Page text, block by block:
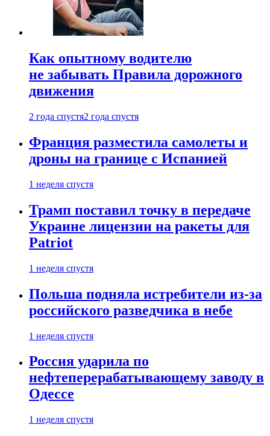
Как опытному водителю
не забывать Правила дорожного
движения
2 года спустя2 года спустя
Франция разместила самолеты и
дроны на границе с Испанией
1 неделя спустя
Трамп поставил точку в передаче
Украине лицензии на ракеты для
Patriot
1 неделя спустя
Польша подняла истребители из-за
российского разведчика в небе
1 неделя спустя
Россия ударила по
нефтеперерабатывающему заводу в
Одессе
1 неделя спустя